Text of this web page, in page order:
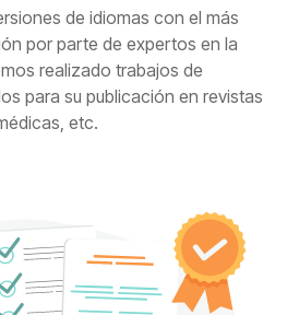
de idiomas con el más
por parte de expertos en la
realizado trabajos de
para su publicación en revistas
etc.